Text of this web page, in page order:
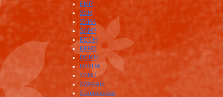
EMR
SVH
SVHA
SAHP
ECCH
BKHD
DGMH
DZVHÄ
SVNH
SVANAH
Craniosuisse